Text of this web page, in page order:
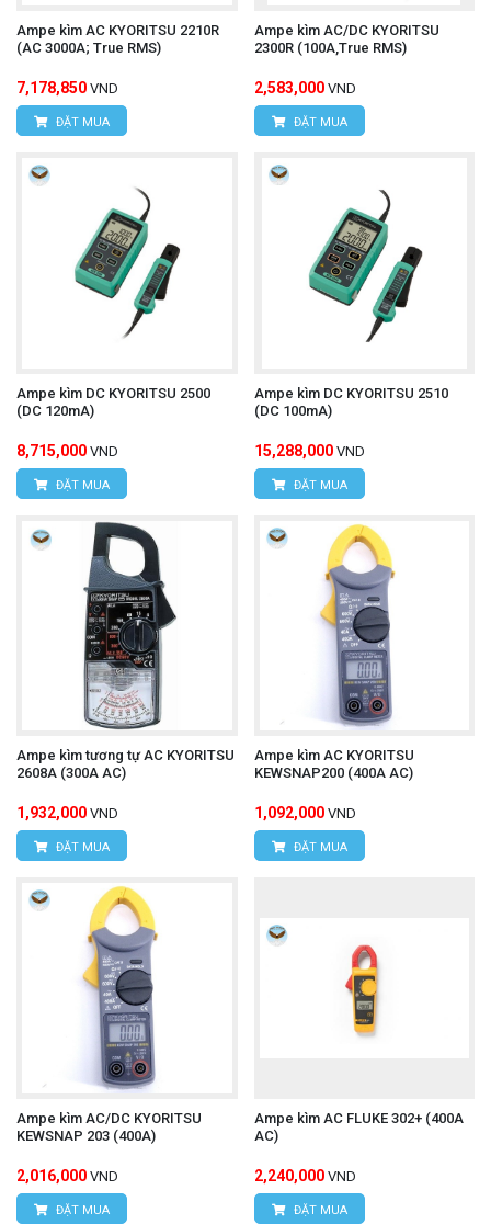
Ampe kìm AC KYORITSU 2210R
(AC 3000A; True RMS)
7,178,850 VND
ĐẶT MUA
Ampe kìm AC/DC KYORITSU
2300R (100A,True RMS)
2,583,000 VND
ĐẶT MUA
Ampe kìm DC KYORITSU 2500
(DC 120mA)
8,715,000 VND
ĐẶT MUA
Ampe kìm DC KYORITSU 2510
(DC 100mA)
15,288,000 VND
ĐẶT MUA
Ampe kìm tương tự AC KYORITSU
2608A (300A AC)
1,932,000 VND
ĐẶT MUA
Ampe kìm AC KYORITSU
KEWSNAP200 (400A AC)
1,092,000 VND
ĐẶT MUA
Ampe kìm AC/DC KYORITSU
KEWSNAP 203 (400A)
2,016,000 VND
ĐẶT MUA
Ampe kìm AC FLUKE 302+ (400A
AC)
2,240,000 VND
ĐẶT MUA